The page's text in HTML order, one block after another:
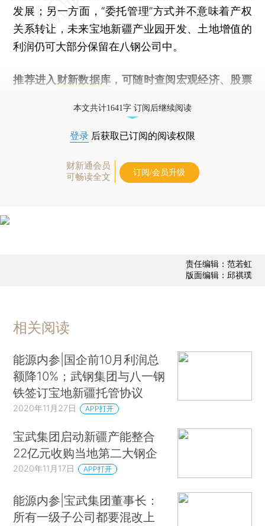
发展；另一方面，“委托管理”方式并不意味着产权
关系转让，未来宝地新疆产业园开发、土地增值的
利润仍可大部分保留在八钢公司中。
推荐进入 财新数据库 ，可随时查阅宏观经济、股票
本文共计1641字 订阅后继续阅读
登录 后获取已订阅的阅读权限
财新通会员
可畅读全文
订阅/会员升级
责任编辑：范若虹
版面编辑：邱祺璞
相关阅读
能源内参|国企前10月利润总
额降10%；武钢集团与八一钢
铁签订宝地新疆托管协议
2020年11月27日 APP打开
宝武集团启动新疆产能整合
22亿元收购当地第二大钢企
2020年11月17日 APP打开
能源内参|宝武集团董事长：
所有一级子公司都要混改上